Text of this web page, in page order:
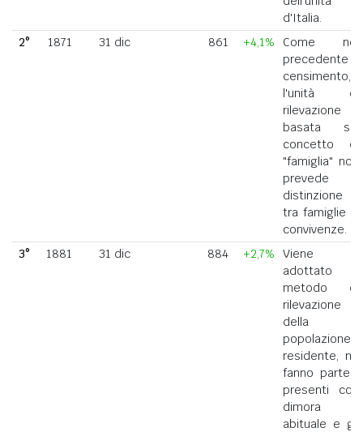
d'Italia.
2°
1871 31 dic 861 +4,1%
Come nel
precedente
censimento,
l'unità di
rilevazione
basata sul
concetto di
"famiglia" non
prevede la
distinzione
tra famiglie e
convivenze.
3°
1881 31 dic 884 +2,7%
Viene
adottato il
metodo di
rilevazione
della
popolazione
residente, ne
fanno parte i
presenti con
dimora
abituale e gli